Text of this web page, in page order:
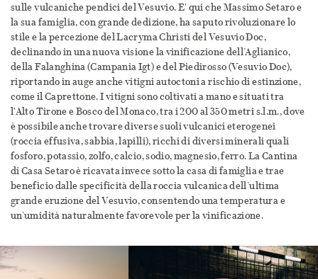
sulle vulcaniche pendici del Vesuvio. E' qui che Massimo Setaro e
la sua famiglia, con grande dedizione, ha saputo rivoluzionare lo
stile e la percezione del Lacryma Christi del Vesuvio Doc,
declinando in una nuova visione la vinificazione dell’Aglianico,
della Falanghina (Campania Igt) e del Piedirosso (Vesuvio Doc),
riportando in auge anche vitigni autoctoni a rischio di estinzione,
come il Caprettone. I vitigni sono coltivati a mano e situati tra
l'Alto Tirone e Bosco del Monaco, tra i 200 al 350 metri s.l.m., dove
è possibile anche trovare diverse suoli vulcanici eterogenei
(roccia effusiva, sabbia, lapilli), ricchi di diversi minerali quali
fosforo, potassio, zolfo, calcio, sodio, magnesio, ferro. La Cantina
di Casa Setaro è ricavata invece sotto la casa di famiglia e trae
beneficio dalle specificità della roccia vulcanica dell’ultima
grande eruzione del Vesuvio, consentendo una temperatura e
un’umidità naturalmente favorevole per la vinificazione.